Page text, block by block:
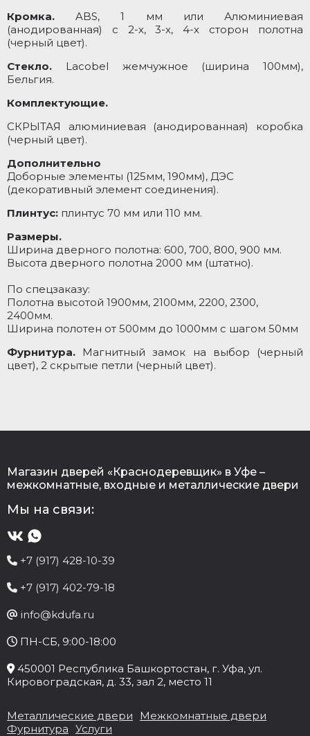
Кромка. ABS, 1 мм или Алюминиевая
(анодированная) с 2-х, 3-х, 4-х сторон полотна
(черный цвет).
Стекло. Lacobel жемчужное (ширина 100мм),
Бельгия.
Комплектующие.
СКРЫТАЯ алюминиевая (анодированная) коробка
(черный цвет).
Дополнительно
Доборные элементы (125мм, 190мм), ДЭС
(декоративный элемент соединения).
Плинтус: плинтус 70 мм или 110 мм.
Размеры.
Ширина дверного полотна: 600, 700, 800, 900 мм.
Высота дверного полотна 2000 мм (штатно).
По спецзаказу:
Полотна высотой 1900мм, 2100мм, 2200, 2300,
2400мм.
Ширина полотен от 500мм до 1000мм с шагом 50мм
Фурнитура. Магнитный замок на выбор (черный
цвет), 2 скрытые петли (черный цвет).
Магазин дверей «Краснодеревщик» в Уфе –
межкомнатные, входные и металлические двери
Мы на связи:
+7 (917) 428-10-39
+7 (917) 402-79-18
info@kdufa.ru
ПН-СБ, 9:00-18:00
450001 Республика Башкортостан, г. Уфа, ул.
Кировоградская, д. 33, зал 2, место 11
Металлические двери
Межкомнатные двери
Фурнитура Услуги